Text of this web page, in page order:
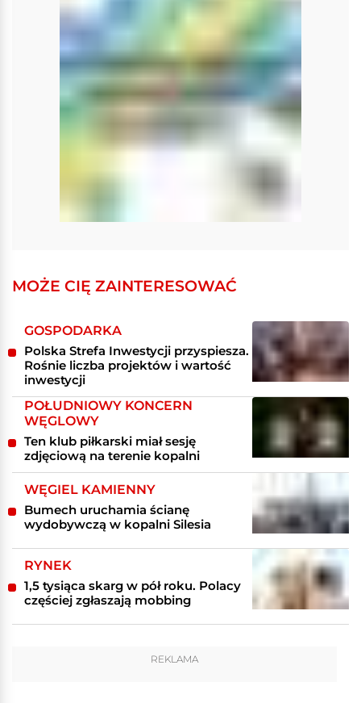
MOŻE CIĘ ZAINTERESOWAĆ
GOSPODARKA
Polska Strefa Inwestycji przyspiesza.
Rośnie liczba projektów i wartość
inwestycji
POŁUDNIOWY KONCERN
WĘGLOWY
Ten klub piłkarski miał sesję
zdjęciową na terenie kopalni
WĘGIEL KAMIENNY
Bumech uruchamia ścianę
wydobywczą w kopalni Silesia
RYNEK
1,5 tysiąca skarg w pół roku. Polacy
częściej zgłaszają mobbing
REKLAMA